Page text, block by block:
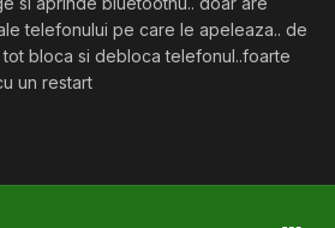
telefonului pe care le apeleaza.. de
bloca si debloca telefonul..foarte
un restart